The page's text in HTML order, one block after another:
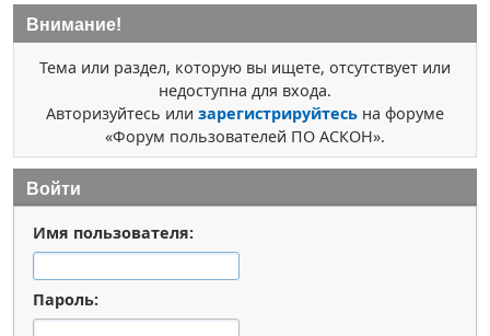
Внимание!
Тема или раздел, которую вы ищете, отсутствует или
недоступна для входа.
Авторизуйтесь или зарегистрируйтесь на форуме
«Форум пользователей ПО АСКОН».
Войти
Имя пользователя:
Пароль: